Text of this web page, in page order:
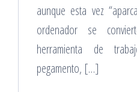
aunque esta vez
ordenador se
herramienta de
pegamento, […]